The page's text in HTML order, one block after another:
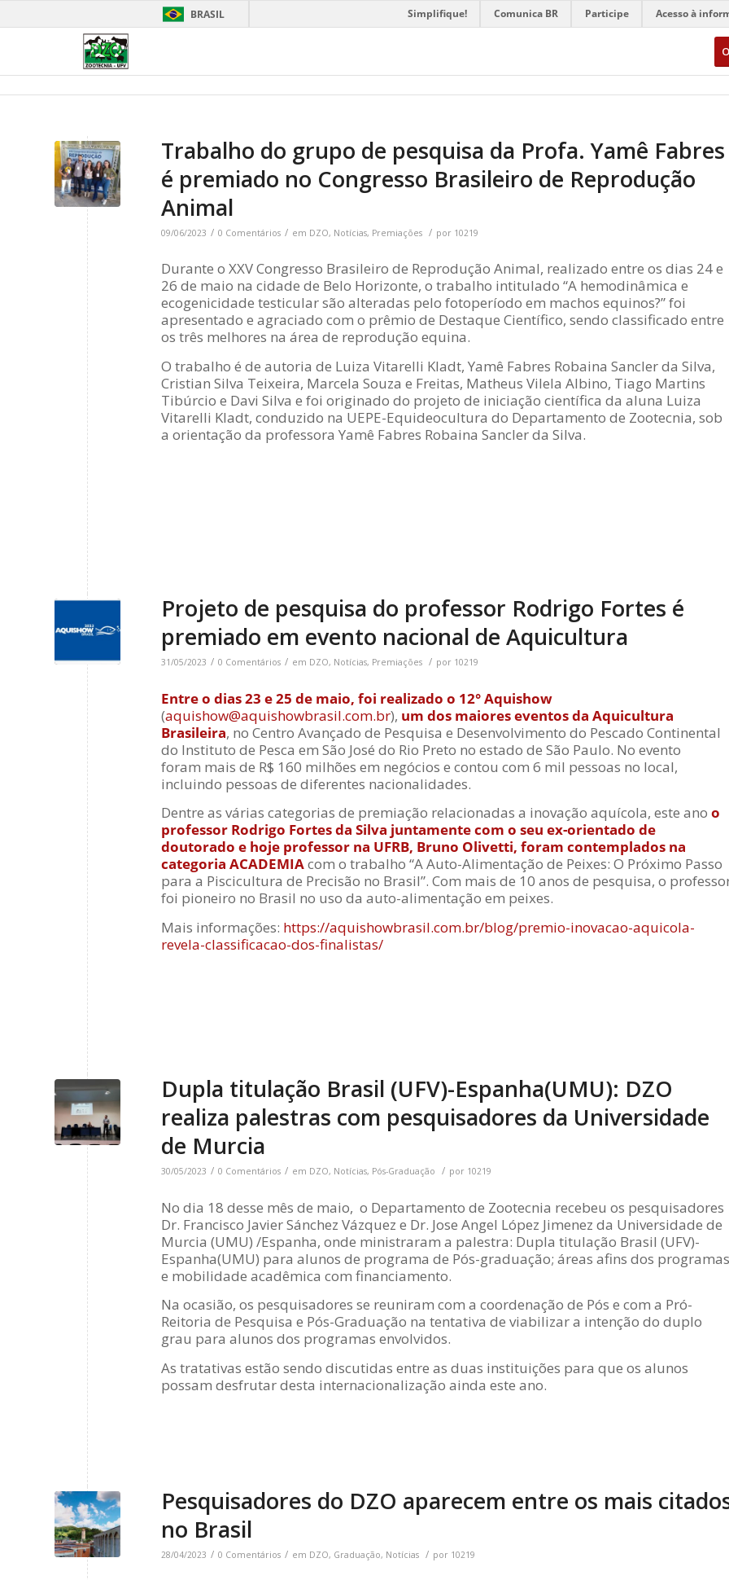
BRASIL Simplifique! Comunica BR Participe Acesso à
Trabalho do grupo de pesquisa da Profa. Yamê Fabres
é premiado no Congresso Brasileiro de Reprodução
Animal
09/06/2023 / 0 Comentários / em DZO, Notícias, Premiações / por 10219
Durante o XXV Congresso Brasileiro de Reprodução Animal, realizado entre os dias 24 e
26 de maio na cidade de Belo Horizonte, o trabalho intitulado “A hemodinâmica e
ecogenicidade testicular são alteradas pelo fotoperíodo em machos equinos?” foi
apresentado e agraciado com o prêmio de Destaque Científico, sendo classificado entre
os três melhores na área de reprodução equina.
O trabalho é de autoria de Luiza Vitarelli Kladt, Yamê Fabres Robaina Sancler da Silva,
Cristian Silva Teixeira, Marcela Souza e Freitas, Matheus Vilela Albino, Tiago Martins
Tibúrcio e Davi Silva e foi originado do projeto de iniciação científica da aluna Luiza
Vitarelli Kladt, conduzido na UEPE-Equideocultura do Departamento de Zootecnia, sob
a orientação da professora Yamê Fabres Robaina Sancler da Silva.
Projeto de pesquisa do professor Rodrigo Fortes é
premiado em evento nacional de Aquicultura
31/05/2023 / 0 Comentários / em DZO, Notícias, Premiações / por 10219
Entre o dias 23 e 25 de maio, foi realizado o 12° Aquishow
(aquishow@aquishowbrasil.com.br), um dos maiores eventos da Aquicultura
Brasileira, no Centro Avançado de Pesquisa e Desenvolvimento do Pescado Continental
do Instituto de Pesca em São José do Rio Preto no estado de São Paulo. No evento
foram mais de R$ 160 milhões em negócios e contou com 6 mil pessoas no local,
incluindo pessoas de diferentes nacionalidades.
Dentre as várias categorias de premiação relacionadas a inovação aquícola, este ano o
professor Rodrigo Fortes da Silva juntamente com o seu ex-orientado de
doutorado e hoje professor na UFRB, Bruno Olivetti, foram contemplados na
categoria ACADEMIAcom o trabalho “A Auto-Alimentação de Peixes: O Próximo Passo
para a Piscicultura de Precisão no Brasil”. Com mais de 10 anos de pesquisa, o
foi pioneiro no Brasil no uso da auto-alimentação em peixes.
Mais informações: https://aquishowbrasil.com.br/blog/premio-inovacao-aquicola-
revela-classificacao-dos-finalistas/
Dupla titulação Brasil (UFV)-Espanha(UMU): DZO
realiza palestras com pesquisadores da Universidade
de Murcia
30/05/2023 / 0 Comentários / em DZO, Notícias, Pós-Graduação / por 10219
No dia 18 desse mês de maio, o Departamento de Zootecnia recebeu os pesquisadores
Dr. Francisco Javier Sánchez Vázquez e Dr. Jose Angel López Jimenez da Universidade de
Murcia (UMU) /Espanha, onde ministraram a palestra: Dupla titulação Brasil (UFV)-
Espanha(UMU) para alunos de programa de Pós-graduação; áreas afins dos programas
e mobilidade acadêmica com financiamento.
Na ocasião, os pesquisadores se reuniram com a coordenação de Pós e com a Pró-
Reitoria de Pesquisa e Pós-Graduação na tentativa de viabilizar a intenção do duplo
grau para alunos dos programas envolvidos.
As tratativas estão sendo discutidas entre as duas instituições para que os alunos
possam desfrutar desta internacionalização ainda este ano.
Pesquisadores do DZO aparecem entre os mais
no Brasil
28/04/2023 / 0 Comentários / em DZO, Graduação, Notícias / por 10219